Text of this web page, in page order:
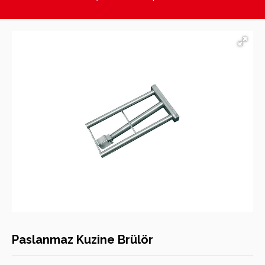
Hasan Kara Endüstriyel Mutfak Ekipmanları
Paslanmaz Kuzine Brülör